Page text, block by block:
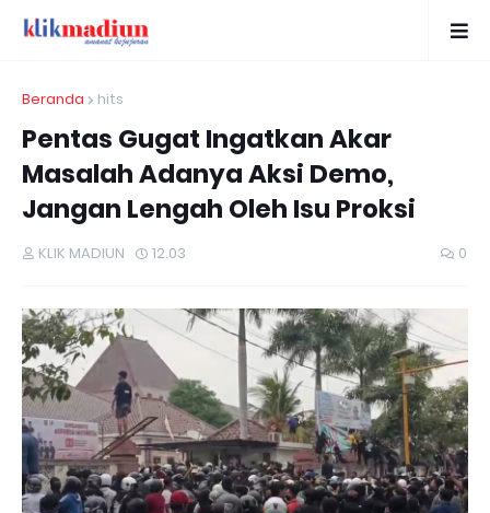
Beranda hits
Pentas Gugat Ingatkan Akar
Masalah Adanya Aksi Demo,
Jangan Lengah Oleh Isu Proksi
KLIK MADIUN 12.03 0